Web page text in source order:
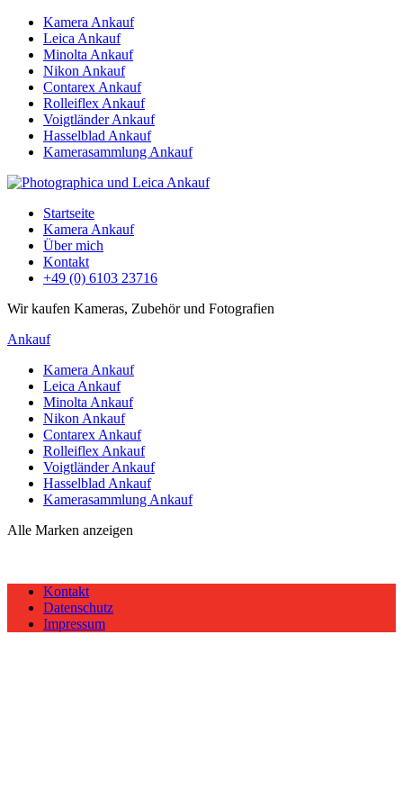
Kamera Ankauf
Leica Ankauf
Minolta Ankauf
Nikon Ankauf
Contarex Ankauf
Rolleiflex Ankauf
Voigtländer Ankauf
Hasselblad Ankauf
Kamerasammlung Ankauf
Startseite
Kamera Ankauf
Über mich
Kontakt
+49 (0) 6103 23716
Wir kaufen Kameras, Zubehör und Fotografien
Ankauf
Kamera Ankauf
Leica Ankauf
Minolta Ankauf
Nikon Ankauf
Contarex Ankauf
Rolleiflex Ankauf
Voigtländer Ankauf
Hasselblad Ankauf
Kamerasammlung Ankauf
Alle Marken anzeigen
Kontakt
Datenschutz
Impressum